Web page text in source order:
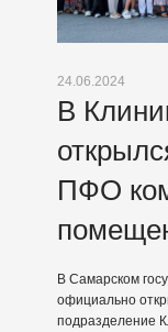
24.06.2024
В
ПФО
В Самарском
официально
подразделение